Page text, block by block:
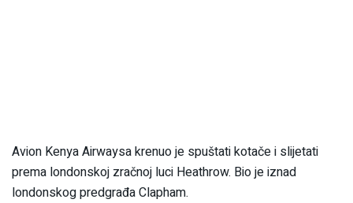
Avion Kenya Airwaysa krenuo je spuštati kotače i slijetati
prema londonskoj zračnoj luci Heathrow. Bio je iznad
londonskog predgrađa Clapham.